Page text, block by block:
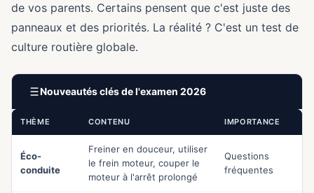
de vos parents. Certains pensent que c'est juste des
panneaux et des priorités. La réalité ? C'est un test de
culture routière globale.
Nouveautés clés de l'examen 2026
THÈME CONTENU IMPORTANCE
Éco-
conduite
Freiner en douceur, utiliser
le frein moteur, couper le
moteur à l'arrêt prolongé
Questions
fréquentes